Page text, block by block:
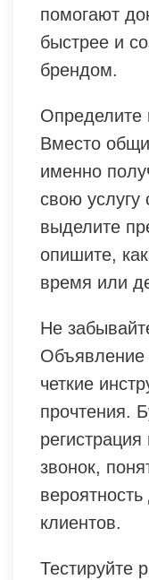
помогают
быстрее и
брендом.
Определите
Вместо
именно
свою услугу
выделите
опишите,
время или
Не
Объявление
четкие
прочтения.
звонок,
клиентов.
Тестируйте